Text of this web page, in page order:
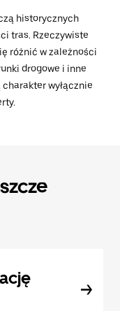
historycznych
tras. Rzeczywiste
różnić w zależności
drogowe i inne
wyłącznie